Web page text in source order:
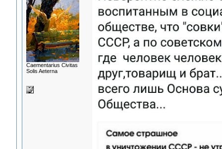
Сaementarius Civitas
Solis Aeterna